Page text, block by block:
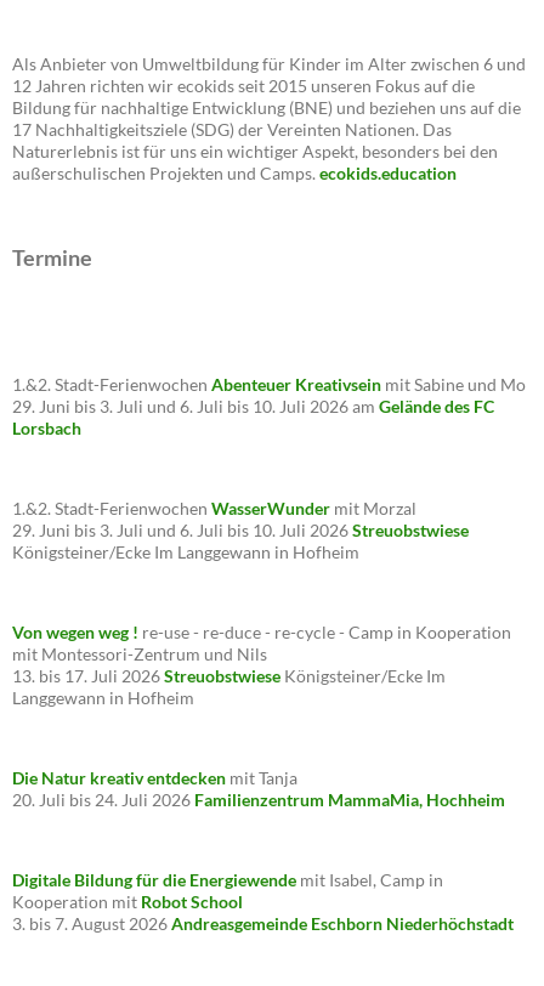
Als Anbieter von Umweltbildung für Kinder im Alter zwischen 6 und
12 Jahren richten wir ecokids seit 2015 unseren Fokus auf die
Bildung für nachhaltige Entwicklung (BNE) und beziehen uns auf die
17 Nachhaltigkeitsziele (SDG) der Vereinten Nationen. Das
Naturerlebnis ist für uns ein wichtiger Aspekt, besonders bei den
außerschulischen Projekten und Camps. ecokids.education
Termine
1.&2. Stadt-Ferienwochen Abenteuer Kreativsein mit Sabine und Mo
29. Juni bis 3. Juli und 6. Juli bis 10. Juli 2026 am Gelände des FC
Lorsbach
1.&2. Stadt-Ferienwochen WasserWunder mit Morzal
29. Juni bis 3. Juli und 6. Juli bis 10. Juli 2026Streuobstwiese
Königsteiner/Ecke Im Langgewann in Hofheim
Von wegen weg ! re-use - re-duce - re-cycle - Camp in Kooperation
mit Montessori-Zentrum und Nils
13. bis 17. Juli 2026Streuobstwiese Königsteiner/Ecke Im
Langgewann in Hofheim
Die Natur kreativ entdecken mit Tanja
20. Juli bis 24. Juli 2026 Familienzentrum MammaMia, Hochheim
Digitale Bildung für die Energiewende mit Isabel, Camp in
Kooperation mit Robot School
3. bis 7. August 2026Andreasgemeinde Eschborn Niederhöchstadt